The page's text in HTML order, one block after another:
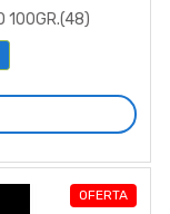
100GR.(48)
OFERTA